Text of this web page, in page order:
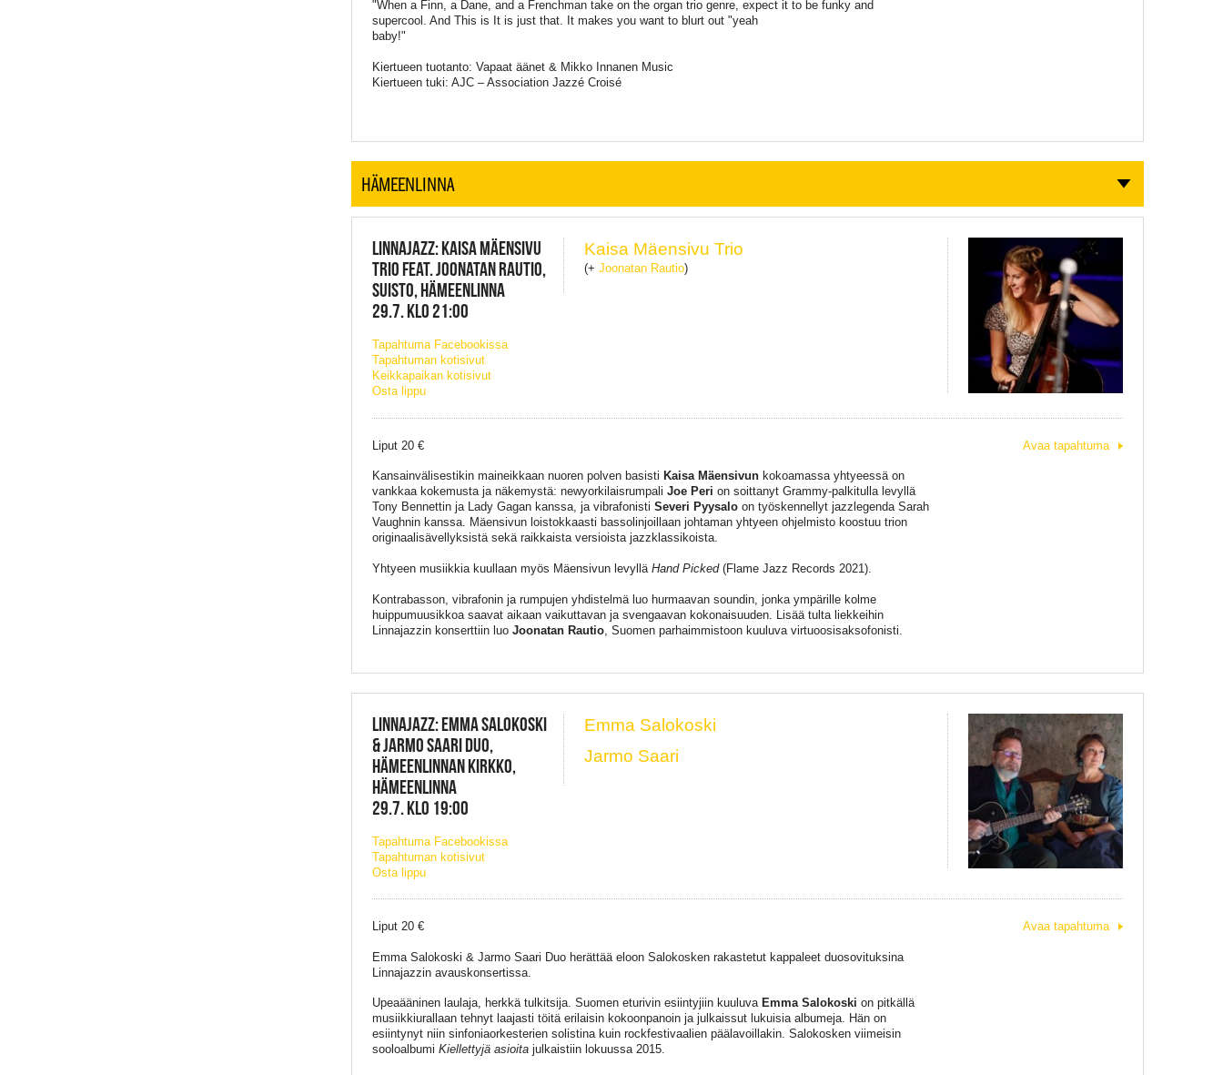
"When a Finn, a Dane, and a Frenchman take on the organ trio genre, expect it to be funky and
supercool. And This is It is just that. It makes you want to blurt out "yeah
baby!"
Kiertueen tuotanto: Vapaat äänet & Mikko Innanen Music
Kiertueen tuki: AJC – Association Jazzé Croisé
HÄMEENLINNA
LINNAJAZZ: KAISA MÄENSIVU
TRIO FEAT. JOONATAN RAUTIO,
SUISTO, HÄMEENLINNA
29.7. KLO 21:00
Tapahtuma Facebookissa
Tapahtuman kotisivut
Keikkapaikan kotisivut
Osta lippu
Kaisa Mäensivu Trio
(+Joonatan Rautio)
Liput 20 €
Kansainvälisestikin maineikkaan nuoren polven basisti Kaisa Mäensivunkokoamassa yhtyeessä on
vankkaa kokemusta ja näkemystä: newyorkilaisrumpali Joe Peri on soittanyt Grammy-palkitulla levyllä
Tony Bennettin ja Lady Gagan kanssa, ja vibrafonisti Severi Pyysaloon työskennellyt jazzlegenda Sarah
Vaughnin kanssa. Mäensivun loistokkaasti bassolinjoillaan johtaman yhtyeen ohjelmisto koostuu trion
originaalisävellyksistä sekä raikkaista versioista jazzklassikoista.
Yhtyeen musiikkia kuullaan myös Mäensivun levyllä Hand Picked(Flame Jazz Records 2021).
Kontrabasson, vibrafonin ja rumpujen yhdistelmä luo hurmaavan soundin, jonka ympärille kolme
huippumuusikkoa saavat aikaan vaikuttavan ja svengaavan kokonaisuuden. Lisää tulta liekkeihin
Linnajazzin konserttiin luoJoonatan Rautio, Suomen parhaimmistoon kuuluva virtuoosisaksofonisti.
Avaa tapahtuma
LINNAJAZZ: EMMA SALOKOSKI
& JARMO SAARI DUO,
HÄMEENLINNAN KIRKKO,
HÄMEENLINNA
29.7. KLO 19:00
Tapahtuma Facebookissa
Tapahtuman kotisivut
Osta lippu
Emma Salokoski
Jarmo Saari
Liput 20 €
Emma Salokoski & Jarmo Saari Duo herättää eloon Salokosken rakastetut kappaleet duosovituksina
Linnajazzin avauskonsertissa.
Upeaääninen laulaja, herkkä tulkitsija. Suomen eturivin esiintyjiin kuuluva Emma Salokoski on pitkällä
musiikkiurallaan tehnyt laajasti töitä erilaisin kokoonpanoin ja julkaissut lukuisia albumeja. Hän on
esiintynyt niin sinfoniaorkesterien solistina kuin rockfestivaalien päälavoillakin. Salokosken viimeisin
sooloalbumi Kiellettyjä asioitajulkaistiin lokuussa 2015.
Avaa tapahtuma